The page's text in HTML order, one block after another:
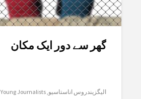
گھر سے دور ایک مکان
الیگزیندروس اناستاسیو Young Journalists